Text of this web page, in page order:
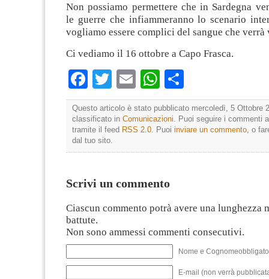
Non possiamo permettere che in Sardegna
le guerre che infiammeranno lo scenario
vogliamo essere complici del sangue che verrà
Ci vediamo il 16 ottobre a Capo Frasca.
Facebook
TwitterEmailWhatsApp
Questo articolo è stato pubblicato mercoledì, 5 Ottobre
classificato in Comunicazioni. Puoi seguire i commenti
tramite il feed RSS 2.0. Puoi inviare un commento, o
dal tuo sito.
Scrivi un commento
Ciascun commento potrà avere una lunghezza
battute.
Non sono ammessi commenti consecutivi.
Nome e
E-mail (non verrà